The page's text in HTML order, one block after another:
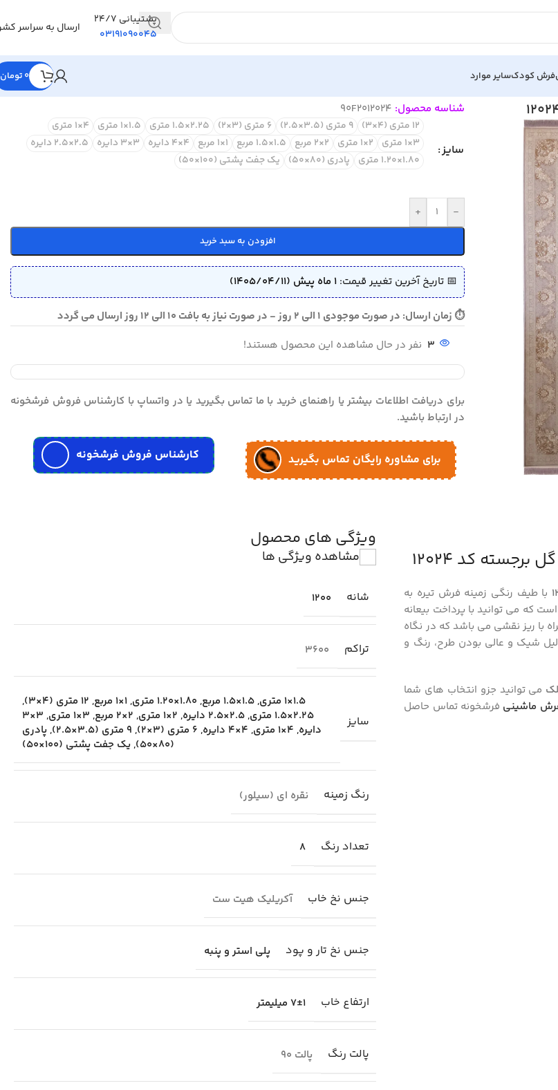
پشتیبانی 24/7
03191090045
ارسال به سراسر
فرش کودکسایر موارد 0 تومان
شناسه محصول: 90F2012024
سایز
12 متری (4×3) 9 متری (3.5×2.5) 6 متری (3×2) 2.25×1.5 متری 1.5×1 متری
4×1 متری
3×1 متری
2×1 متری 2×2 مربع 1.5×1.5 مربع 1×1 مربع 4×4 دایره 3×3 دایره
2.5×2.5 دایره
1.80×1.20 متری
پادری (80×50) یک جفت پشتی (100×50)
-
+
افزودن به سبد خرید
📅 تاریخ آخرین تغییر قیمت: 1 ماه پیش (1405/04/11)
⏱ زمان ارسال: در صورت موجودی 1 الی 2 روز - در صورت نیاز به بافت 10 الی 12 روز ارسال می گردد
3 نفر در حال مشاهده این محصول هستند!
برای دریافت اطلاعات بیشتر یا راهنمای خرید با ما تماس بگیرید یا در واتساپ با کارشناس فروش فرشخونه
در ارتباط باشید.
برای مشاوره رایگان تماس بگیرید کارشناس فروش فرشخونه
با طیف رنگی زمینه فرش تیره به
های 6، 9 و 12 متری بافته شده است که می توانید با پرداخت بیعانه
با ریز نقشی می‌ باشد که در نگاه
به دلیل شیک و عالی بودن طرح، رنگ و
می توانید جزو انتخاب های شما
ماشینی فرشخونه تماس حاصل
ویژگی های محصول
مشاهده ویژگی ها
شانه 1200
تراکم 3600
سایز
1.5×1 متری ,1.5×1.5 مربع , 1.80×1.20 متری ,1×1 مربع , 12 متری (4×3)
,
2.25×1.5 متری
,2.5×2.5 دایره , 2×1 متری , 2×2 مربع , 3×1 متری ,
3×3
دایره, 4×1 متری , 4×4 دایره , 6 متری (3×2) , 9 متری (3.5×2.5) ,پادری
(80×50)
,یک جفت پشتی (100×50)
رنگ زمینه نقره ای (سیلور)
تعداد رنگ 8
جنس نخ خاب آکریلیک هیت ست
جنس نخ تار و پود پلی استر و پنبه
ارتفاع خاب 7±1 میلیمتر
پالت رنگ پالت 90